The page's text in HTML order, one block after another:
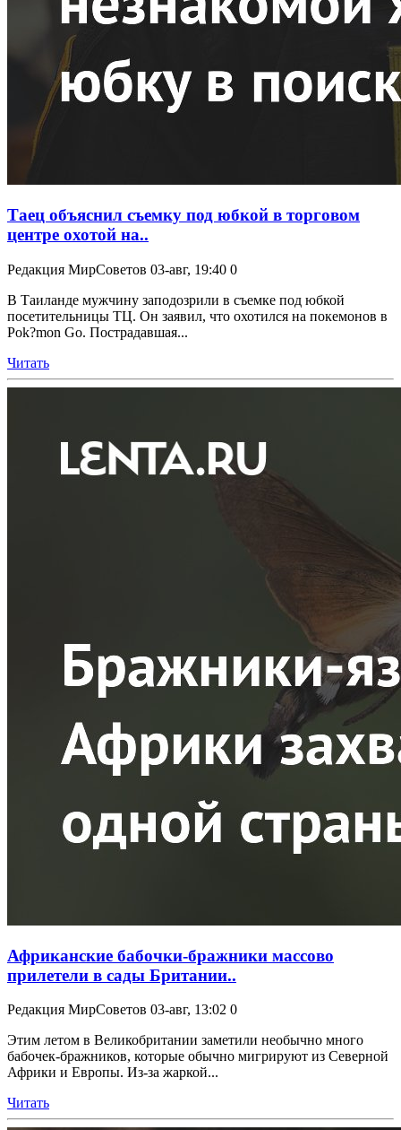
Таец объяснил съемку под юбкой в торговом
центре охотой на..
Редакция МирСоветов 03-авг, 19:40 0
В Таиланде мужчину заподозрили в съемке под юбкой
посетительницы ТЦ. Он заявил, что охотился на покемонов в
Pok?mon Go. Пострадавшая...
Читать
Африканские бабочки-бражники массово
прилетели в сады Британии..
Редакция МирСоветов 03-авг, 13:02 0
Этим летом в Великобритании заметили необычно много
бабочек-бражников, которые обычно мигрируют из Северной
Африки и Европы. Из-за жаркой...
Читать